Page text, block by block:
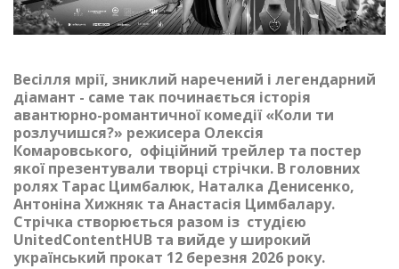
Весілля мрії, зниклий наречений і легендарний
діамант - саме так починається історія
авантюрно-романтичної комедії «Коли ти
розлучишся?» режисера Олексія
Комаровського, офіційний трейлер та постер
якої презентували творці стрічки. В головних
ролях Тарас Цимбалюк, Наталка Денисенко,
Антоніна Хижняк та Анастасія Цимбалару.
Стрічка створюється разом із студією
UnitedContentHUB та вийде у широкий
український прокат 12 березня 2026 року.